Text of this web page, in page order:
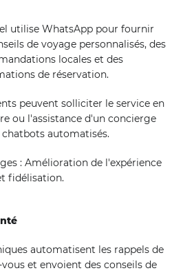
utilise WhatsApp pour fournir
de voyage personnalisés, des
locales et des
de réservation.
peuvent solliciter le service en
ou l'assistance d'un concierge
chatbots automatisés.
: Amélioration de l'expérience
fidélisation.
automatisent les rappels de
vous et envoient des conseils de